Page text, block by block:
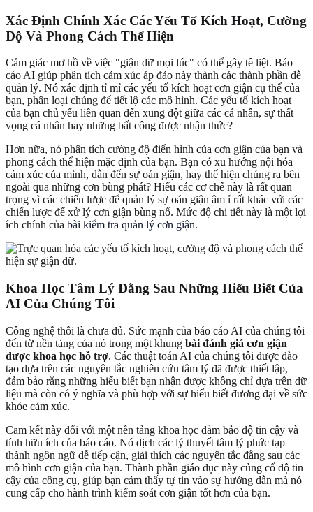
Xác Định Chính Xác Các Yếu Tố Kích Hoạt, Cường
Độ Và Phong Cách Thể Hiện
Cảm giác mơ hồ về việc "giận dữ mọi lúc" có thể gây tê liệt. Báo
cáo AI giúp phân tích cảm xúc áp đảo này thành các thành phần dễ
quản lý. Nó xác định tỉ mỉ các yếu tố kích hoạt cơn giận cụ thể của
bạn, phân loại chúng để tiết lộ các mô hình. Các yếu tố kích hoạt
của bạn chủ yếu liên quan đến xung đột giữa các cá nhân, sự thất
vọng cá nhân hay những bất công được nhận thức?
Hơn nữa, nó phân tích cường độ điển hình của cơn giận của bạn và
phong cách thể hiện mặc định của bạn. Bạn có xu hướng nội hóa
cảm xúc của mình, dẫn đến sự oán giận, hay thể hiện chúng ra bên
ngoài qua những cơn bùng phát? Hiểu các cơ chế này là rất quan
trọng vì các chiến lược để quản lý sự oán giận âm ỉ rất khác với các
chiến lược để xử lý cơn giận bùng nổ. Mức độ chi tiết này là một lợi
ích chính của bài kiểm tra quản lý cơn giận.
Khoa Học Tâm Lý Đằng Sau Những Hiểu Biết Của
AI Của Chúng Tôi
Công nghệ thôi là chưa đủ. Sức mạnh của báo cáo AI của chúng tôi
đến từ nền tảng của nó trong một khung bài đánh giá cơn giận
được khoa học hỗ trợ. Các thuật toán AI của chúng tôi được đào
tạo dựa trên các nguyên tắc nghiên cứu tâm lý đã được thiết lập,
đảm bảo rằng những hiểu biết bạn nhận được không chỉ dựa trên dữ
liệu mà còn có ý nghĩa và phù hợp với sự hiểu biết đương đại về sức
khỏe cảm xúc.
Cam kết này đối với một nền tảng khoa học đảm bảo độ tin cậy và
tính hữu ích của báo cáo. Nó dịch các lý thuyết tâm lý phức tạp
thành ngôn ngữ dễ tiếp cận, giải thích các nguyên tắc đằng sau các
mô hình cơn giận của bạn. Thành phần giáo dục này củng cố độ tin
cậy của công cụ, giúp bạn cảm thấy tự tin vào sự hướng dẫn mà nó
cung cấp cho hành trình kiểm soát cơn giận tốt hơn của bạn.